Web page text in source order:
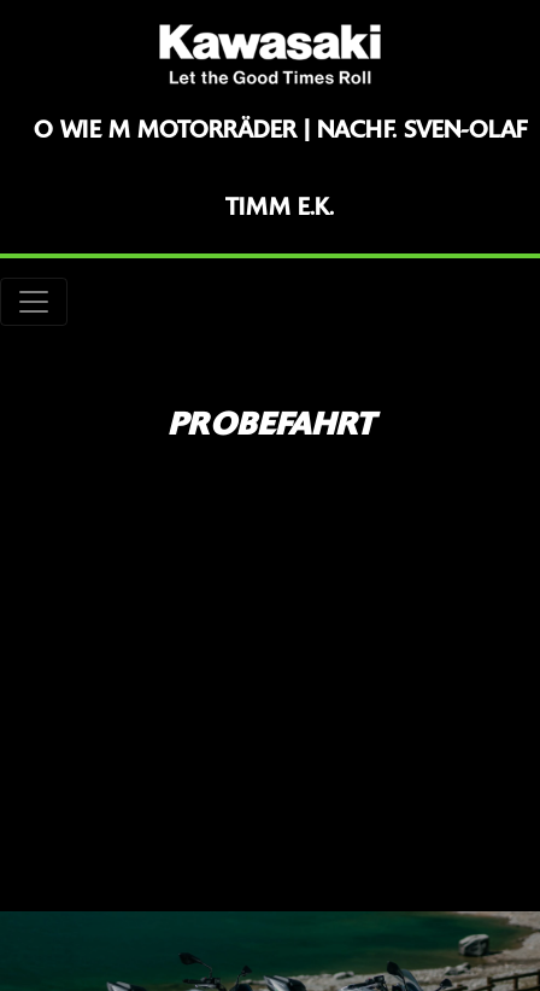
O WIE M MOTORRÄDER | NACHF. SVEN-OLAF
TIMM E.K.
PROBEFAHRT